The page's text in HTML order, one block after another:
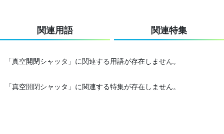
関連用語 関連特集
「真空開閉シャッタ」に関連する用語が存在しません。
「真空開閉シャッタ」に関連する特集が存在しません。